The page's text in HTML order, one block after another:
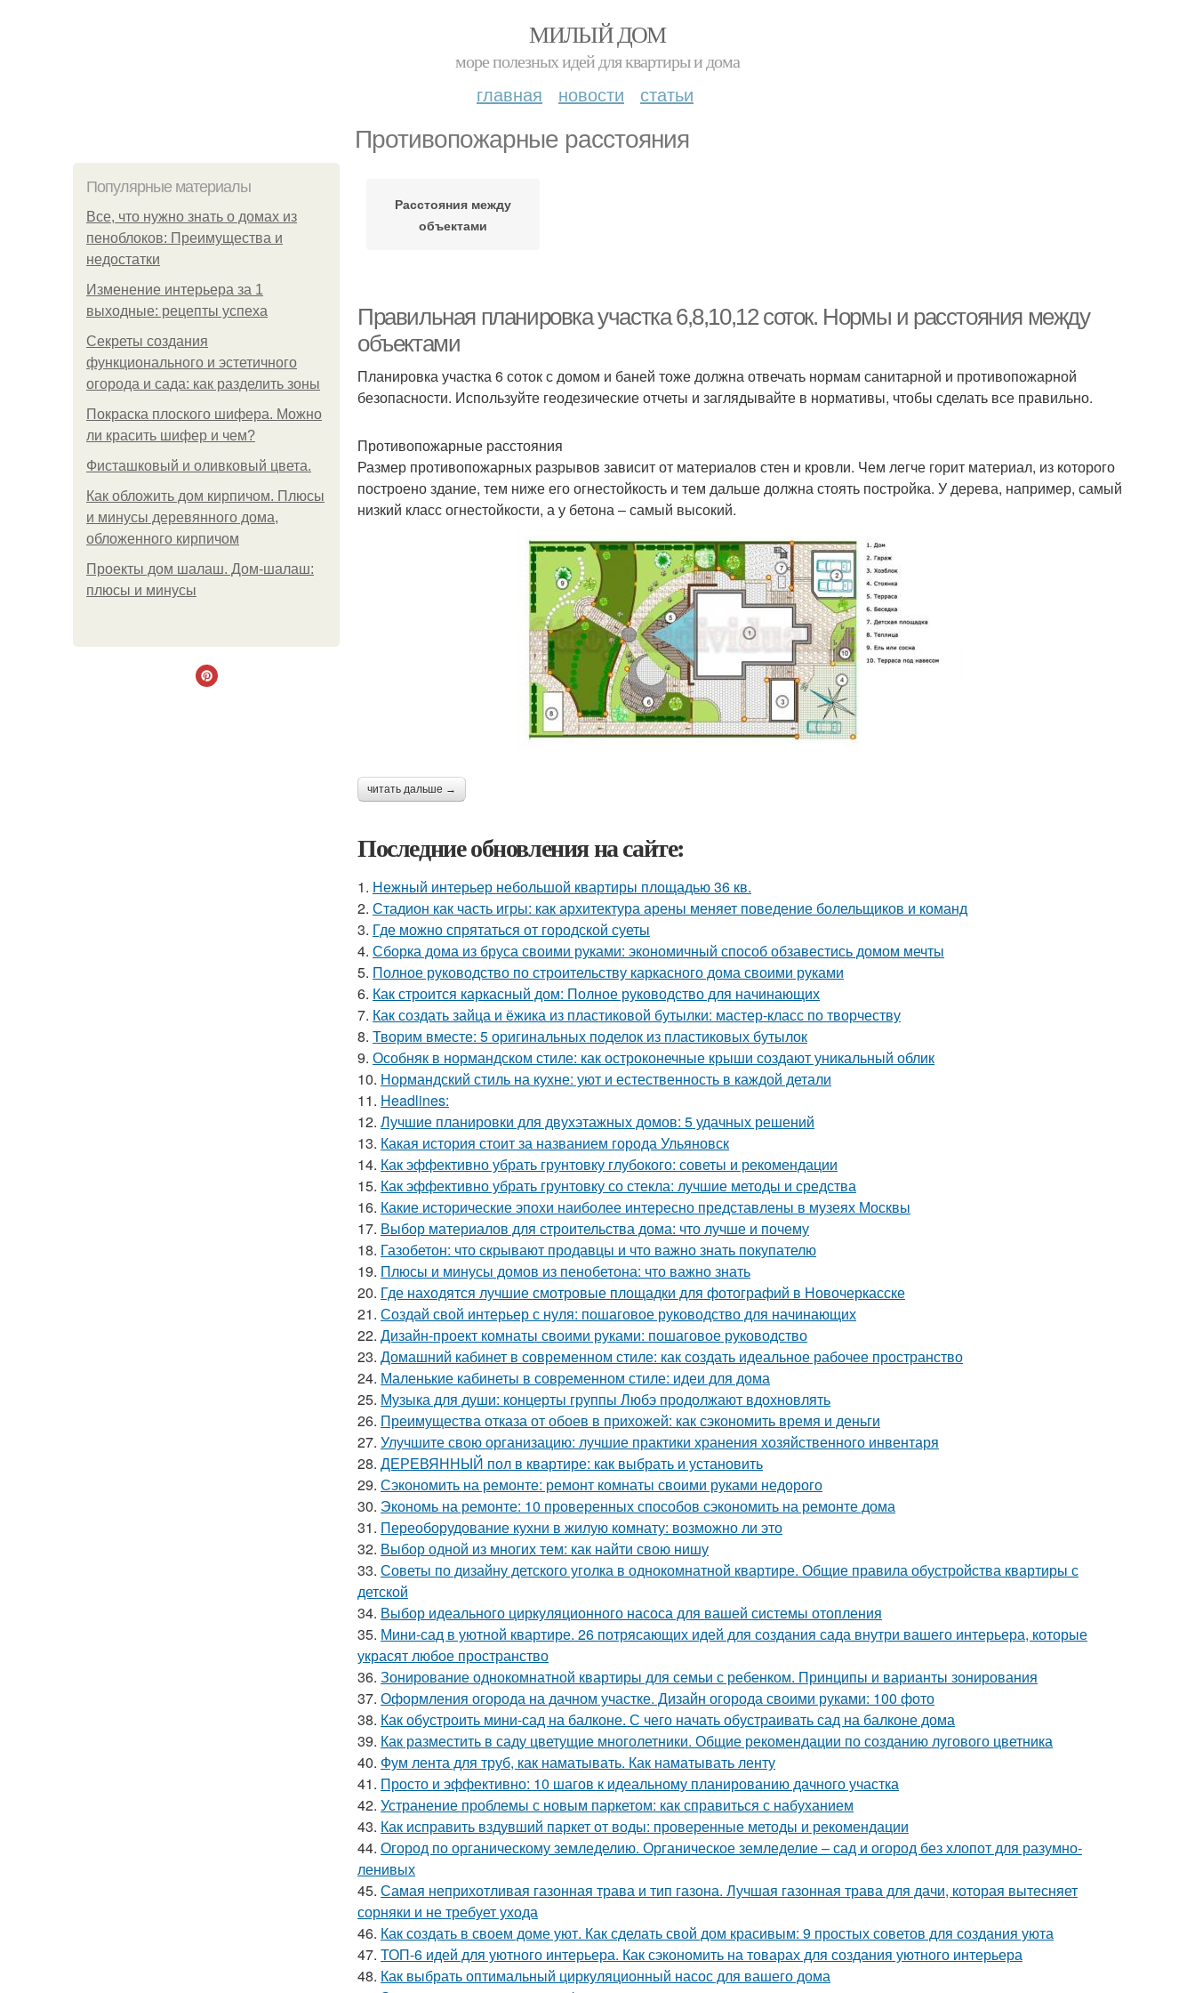
МИЛЫЙ ДОМ
море полезных идей для квартиры и дома
главная новости статьи
Противопожарные расстояния
Популярные материалы
Все, что нужно знать о домах из
пеноблоков: Преимущества и
недостатки
Изменение интерьера за 1
выходные: рецепты успеха
Секреты создания
функционального и эстетичного
огорода и сада: как разделить зоны
Покраска плоского шифера. Можно
ли красить шифер и чем?
Фисташковый и оливковый цвета.
Как обложить дом кирпичом. Плюсы
и минусы деревянного дома,
обложенного кирпичом
Проекты дом шалаш. Дом-шалаш:
плюсы и минусы
Расстояния между
объектами
Правильная планировка участка 6,8,10,12 соток. Нормы и расстояния между
объектами
Планировка участка 6 соток с домом и баней тоже должна отвечать нормам санитарной и противопожарной
безопасности. Используйте геодезические отчеты и заглядывайте в нормативы, чтобы сделать все правильно.
Противопожарные расстояния
Размер противопожарных разрывов зависит от материалов стен и кровли. Чем легче горит материал, из которого
построено здание, тем ниже его огнестойкость и тем дальше должна стоять постройка. У дерева, например, самый
низкий класс огнестойкости, а у бетона – самый высокий.
читать дальше →
Последние обновления на сайте:
1. Нежный интерьер небольшой квартиры площадью 36 кв.
2. Стадион как часть игры: как архитектура арены меняет поведение болельщиков и команд
3. Где можно спрятаться от городской суеты
4. Сборка дома из бруса своими руками: экономичный способ обзавестись домом мечты
5. Полное руководство по строительству каркасного дома своими руками
6. Как строится каркасный дом: Полное руководство для начинающих
7. Как создать зайца и ёжика из пластиковой бутылки: мастер-класс по творчеству
8. Творим вместе: 5 оригинальных поделок из пластиковых бутылок
9. Особняк в нормандском стиле: как остроконечные крыши создают уникальный облик
10. Нормандский стиль на кухне: уют и естественность в каждой детали
11. Headlines:
12. Лучшие планировки для двухэтажных домов: 5 удачных решений
13. Какая история стоит за названием города Ульяновск
14. Как эффективно убрать грунтовку глубокого: советы и рекомендации
15. Как эффективно убрать грунтовку со стекла: лучшие методы и средства
16. Какие исторические эпохи наиболее интересно представлены в музеях Москвы
17. Выбор материалов для строительства дома: что лучше и почему
18. Газобетон: что скрывают продавцы и что важно знать покупателю
19. Плюсы и минусы домов из пенобетона: что важно знать
20. Где находятся лучшие смотровые площадки для фотографий в Новочеркасске
21. Создай свой интерьер с нуля: пошаговое руководство для начинающих
22. Дизайн-проект комнаты своими руками: пошаговое руководство
23. Домашний кабинет в современном стиле: как создать идеальное рабочее пространство
24. Маленькие кабинеты в современном стиле: идеи для дома
25. Музыка для души: концерты группы Любэ продолжают вдохновлять
26. Преимущества отказа от обоев в прихожей: как сэкономить время и деньги
27. Улучшите свою организацию: лучшие практики хранения хозяйственного инвентаря
28. ДЕРЕВЯННЫЙ пол в квартире: как выбрать и установить
29. Сэкономить на ремонте: ремонт комнаты своими руками недорого
30. Экономь на ремонте: 10 проверенных способов сэкономить на ремонте дома
31. Переоборудование кухни в жилую комнату: возможно ли это
32. Выбор одной из многих тем: как найти свою нишу
33. Советы по дизайну детского уголка в однокомнатной квартире. Общие правила обустройства квартиры с
детской
34. Выбор идеального циркуляционного насоса для вашей системы отопления
35. Мини-сад в уютной квартире. 26 потрясающих идей для создания сада внутри вашего интерьера, которые
украсят любое пространство
36. Зонирование однокомнатной квартиры для семьи с ребенком. Принципы и варианты зонирования
37. Оформления огорода на дачном участке. Дизайн огорода своими руками: 100 фото
38. Как обустроить мини-сад на балконе. С чего начать обустраивать сад на балконе дома
39. Как разместить в саду цветущие многолетники. Общие рекомендации по созданию лугового цветника
40. Фум лента для труб, как наматывать. Как наматывать ленту
41. Просто и эффективно: 10 шагов к идеальному планированию дачного участка
42. Устранение проблемы с новым паркетом: как справиться с набуханием
43. Как исправить вздувший паркет от воды: проверенные методы и рекомендации
44. Огород по органическому земледелию. Органическое земледелие – сад и огород без хлопот для разумно-
ленивых
45. Самая неприхотливая газонная трава и тип газона. Лучшая газонная трава для дачи, которая вытесняет
сорняки и не требует ухода
46. Как создать в своем доме уют. Как сделать свой дом красивым: 9 простых советов для создания уюта
47. ТОП-6 идей для уютного интерьера. Как сэкономить на товарах для создания уютного интерьера
48. Как выбрать оптимальный циркуляционный насос для вашего дома